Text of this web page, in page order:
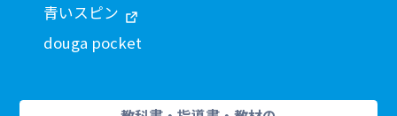
青いスピン
douga pocket